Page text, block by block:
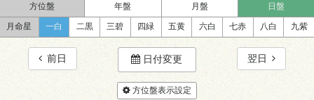
方位盤 年盤 月盤 日盤
月命星 一白 二黒 三碧 四緑 五黄 六白 七赤 八白 九紫
前日 日付変更 翌日
方位盤表示設定